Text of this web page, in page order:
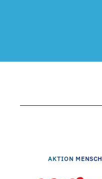
AKTION MENSCH